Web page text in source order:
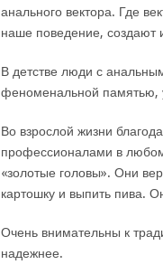
анального вектора. Где
наше поведение, создают
В детстве люди с
феноменальной памятью,
Во взрослой жизни
профессионалами в
«золотые головы». Они
картошку и выпить пива.
Очень внимательны к
надежнее.